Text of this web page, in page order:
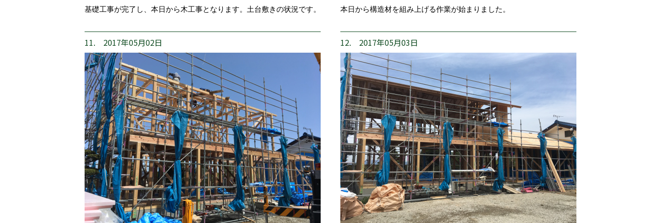
基礎工事が完了し、本日から木工事となります。土台敷きの状況です。
本日から構造材を組み上げる作業が始まりました。
11. 2017年05月02日 12. 2017年05月03日